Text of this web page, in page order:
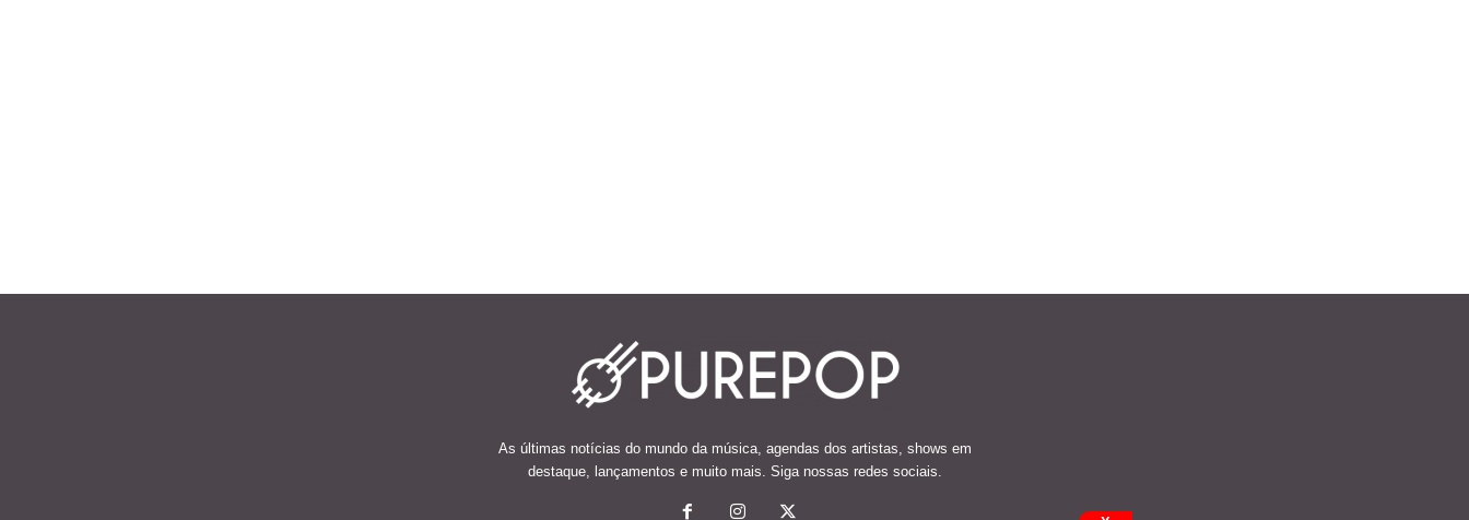
As últimas notícias do mundo da música, agendas dos artistas, shows em
destaque, lançamentos e muito mais. Siga nossas redes sociais.